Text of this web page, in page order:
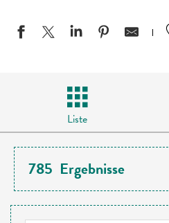
Liste
785 Ergebnisse